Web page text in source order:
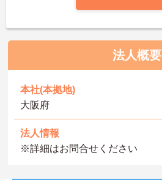
法人概要
本社(本拠地)
大阪府
法人情報
※詳細はお問合せください